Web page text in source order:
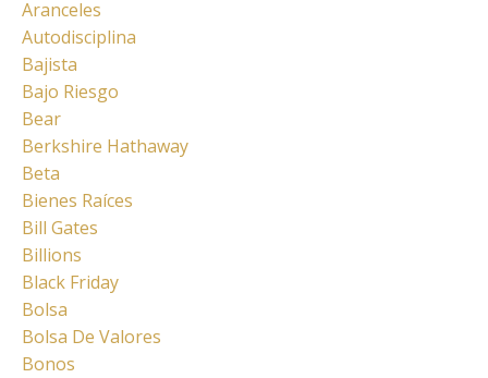
Aranceles
Autodisciplina
Bajista
Bajo Riesgo
Bear
Berkshire Hathaway
Beta
Bienes Raíces
Bill Gates
Billions
Black Friday
Bolsa
Bolsa De Valores
Bonos